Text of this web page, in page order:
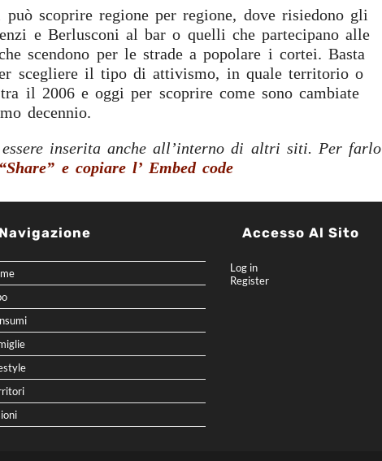
scoprire regione per regione, dove risiedono gli
e Berlusconi al bar o quelli che partecipano alle
scendono per le strade a popolare i cortei. Basta
scegliere il tipo di attivismo, in quale territorio o
il 2006 e oggi per scoprire come sono cambiate
decennio.
inserita anche all’interno di altri siti. Per farlo
e copiare l’ Embed code
Navigazione Accesso Al Sito
Log in
Register